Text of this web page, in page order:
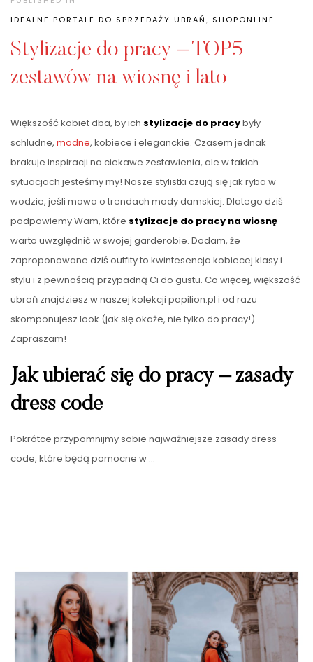
IDEALNE PORTALE DO SPRZEDAŻY UBRAŃ, SHOPONLINE
Stylizacje do pracy – TOP5
zestawów na wiosnę i lato
Większość kobiet dba, by ich stylizacje do pracybyły
schludne, modne, kobiece i eleganckie. Czasem jednak
brakuje inspiracji na ciekawe zestawienia, ale w takich
sytuacjach jesteśmy my! Nasze stylistki czują się jak ryba w
wodzie, jeśli mowa o trendach mody damskiej. Dlatego dziś
podpowiemy Wam, które stylizacje do pracy na wiosnę
warto uwzględnić w swojej garderobie. Dodam, że
zaproponowane dziś outfity to kwintesencja kobiecej klasy i
stylu i z pewnością przypadną Ci do gustu. Co więcej, większość
ubrań znajdziesz w naszej kolekcji papilion.pl i od razu
skomponujesz look (jak się okaże, nie tylko do pracy!).
Zapraszam!
Jak ubierać się do pracy – zasady
dress code
Pokrótce przypomnijmy sobie najważniejsze zasady dress
code, które będą pomocne w …